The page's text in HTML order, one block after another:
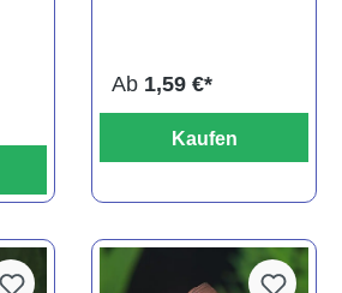
Ab 1,59 €*
Kaufen